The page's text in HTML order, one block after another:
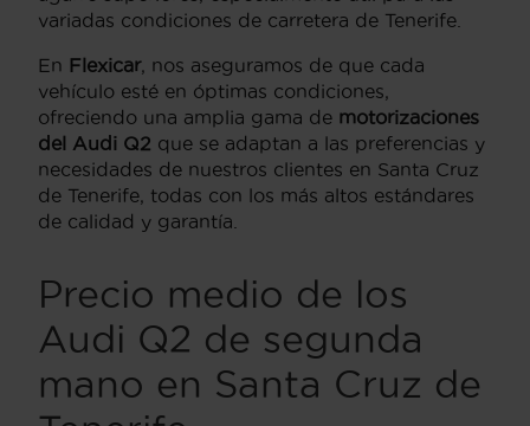
variadas condiciones de carretera de Tenerife.
En Flexicar, nos aseguramos de que cada
vehículo esté en óptimas condiciones,
ofreciendo una amplia gama de motorizaciones
del Audi Q2 que se adaptan a las preferencias y
necesidades de nuestros clientes en Santa Cruz
de Tenerife, todas con los más altos estándares
de calidad y garantía.
Precio medio de los
Audi Q2 de segunda
mano en Santa Cruz de